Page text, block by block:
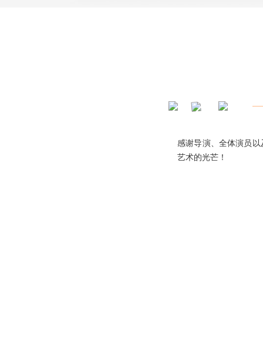
感谢导演、全体演员
艺术的光芒！